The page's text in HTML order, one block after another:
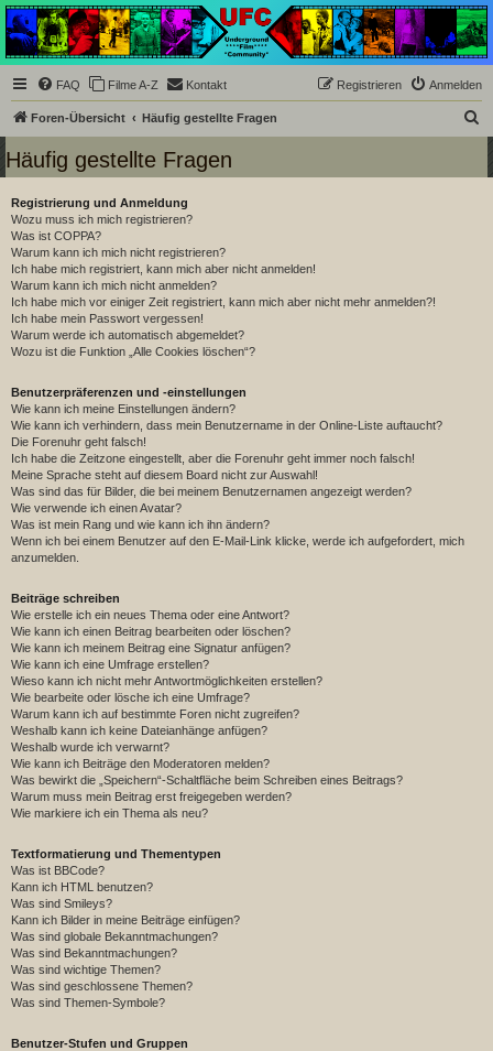
Underground Film
Community
Die Underground Film Community ist ein deutschsprachiges Filmforum und ein Paradies
für Cineasten und Filmsüchtige jenseits des Mainstreams.
FAQ Filme A-Z Kontakt Anmelden
Registrieren
Foren-Übersicht Häufig gestellte Fragen
Häufig gestellte Fragen
Registrierung und Anmeldung
Wozu muss ich mich registrieren?
Was ist COPPA?
Warum kann ich mich nicht registrieren?
Ich habe mich registriert, kann mich aber nicht anmelden!
Warum kann ich mich nicht anmelden?
Ich habe mich vor einiger Zeit registriert, kann mich aber nicht mehr anmelden?!
Ich habe mein Passwort vergessen!
Warum werde ich automatisch abgemeldet?
Wozu ist die Funktion „Alle Cookies löschen“?
Benutzerpräferenzen und -einstellungen
Wie kann ich meine Einstellungen ändern?
Wie kann ich verhindern, dass mein Benutzername in der Online-Liste auftaucht?
Die Forenuhr geht falsch!
Ich habe die Zeitzone eingestellt, aber die Forenuhr geht immer noch falsch!
Meine Sprache steht auf diesem Board nicht zur Auswahl!
Was sind das für Bilder, die bei meinem Benutzernamen angezeigt werden?
Wie verwende ich einen Avatar?
Was ist mein Rang und wie kann ich ihn ändern?
Wenn ich bei einem Benutzer auf den E-Mail-Link klicke, werde ich aufgefordert, mich
anzumelden.
Beiträge schreiben
Wie erstelle ich ein neues Thema oder eine Antwort?
Wie kann ich einen Beitrag bearbeiten oder löschen?
Wie kann ich meinem Beitrag eine Signatur anfügen?
Wie kann ich eine Umfrage erstellen?
Wieso kann ich nicht mehr Antwortmöglichkeiten erstellen?
Wie bearbeite oder lösche ich eine Umfrage?
Warum kann ich auf bestimmte Foren nicht zugreifen?
Weshalb kann ich keine Dateianhänge anfügen?
Weshalb wurde ich verwarnt?
Wie kann ich Beiträge den Moderatoren melden?
Was bewirkt die „Speichern“-Schaltfläche beim Schreiben eines Beitrags?
Warum muss mein Beitrag erst freigegeben werden?
Wie markiere ich ein Thema als neu?
Textformatierung und Thementypen
Was ist BBCode?
Kann ich HTML benutzen?
Was sind Smileys?
Kann ich Bilder in meine Beiträge einfügen?
Was sind globale Bekanntmachungen?
Was sind Bekanntmachungen?
Was sind wichtige Themen?
Was sind geschlossene Themen?
Was sind Themen-Symbole?
Benutzer-Stufen und Gruppen